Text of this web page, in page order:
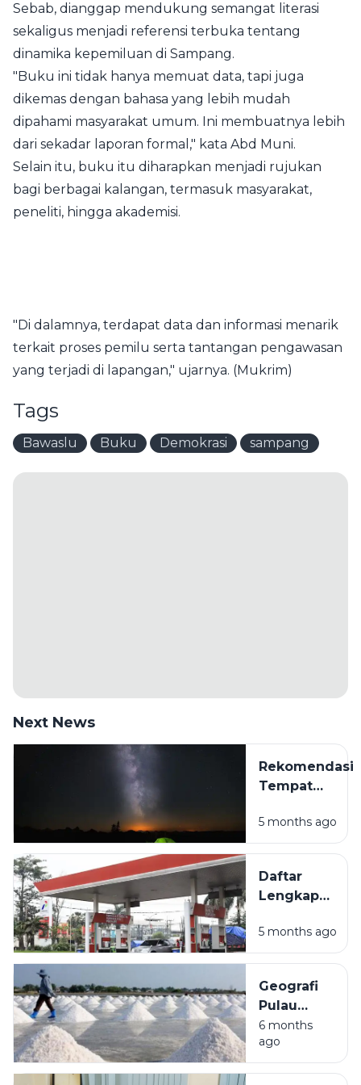
Sebab, dianggap mendukung semangat literasi
sekaligus menjadi referensi terbuka tentang
dinamika kepemiluan di Sampang.
"Buku ini tidak hanya memuat data, tapi juga
dikemas dengan bahasa yang lebih mudah
dipahami masyarakat umum. Ini membuatnya lebih
dari sekadar laporan formal," kata Abd Muni.
Selain itu, buku itu diharapkan menjadi rujukan
bagi berbagai kalangan, termasuk masyarakat,
peneliti, hingga akademisi.
"Di dalamnya, terdapat data dan informasi menarik
terkait proses pemilu serta tantangan pengawasan
yang terjadi di lapangan," ujarnya. (Mukrim)
Tags
Bawaslu Buku Demokrasi sampang
Next News
Rekomendasi
Tempat
di Sampang
Madura
Liburan Akhir
Pekan
5 months ago
Daftar
Lengkap
SPBU di
Sampang
dan
Fasilitasnya
5 months ago
Geografi
Pulau
Madura:
Mengulas
Kondisi
6 months
ago